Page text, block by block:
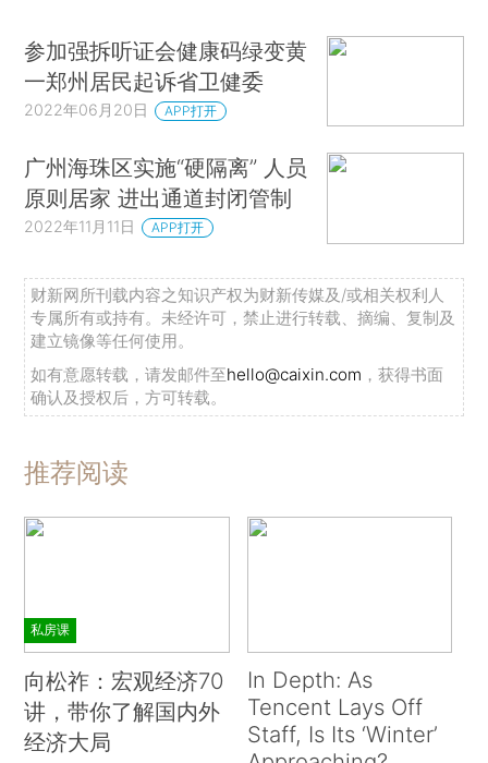
参加强拆听证会健康码绿变黄
一郑州居民起诉省卫健委
2022年06月20日 APP打开
广州海珠区实施“硬隔离” 人员
原则居家 进出通道封闭管制
2022年11月11日 APP打开
财新网所刊载内容之知识产权为财新传媒及/或相关权利人
专属所有或持有。未经许可，禁止进行转载、摘编、复制及
建立镜像等任何使用。
如有意愿转载，请发邮件至hello@caixin.com ，获得书面
确认及授权后，方可转载。
推荐阅读
私房课
向松祚：宏观经济70
讲，带你了解国内外
经济大局
In Depth: As
Tencent Lays Off
Staff, Is Its ‘Winter’